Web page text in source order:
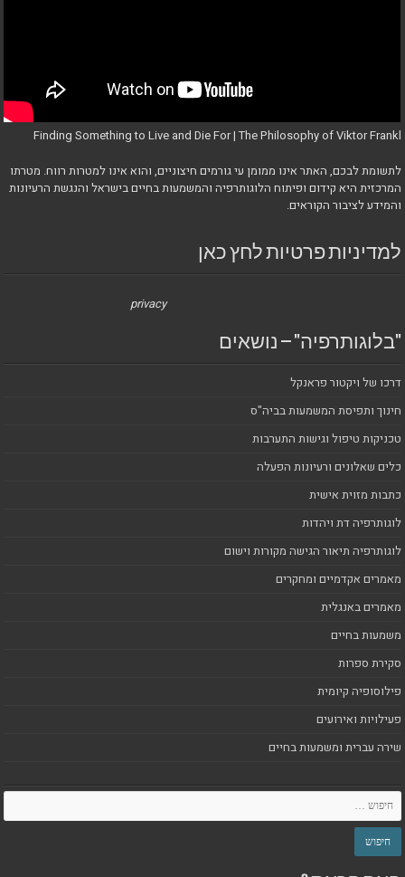
Finding Something to Live and Die For | The Philosophy of Viktor Frankl
לתשומת לבכם, האתר אינו ממומן עי גורמים חיצוניים, והוא אינו למטרות רווח. מטרתו
המרכזית היא קידום ופיתוח הלוגותרפיה והמשמעות בחיים בישראל והנגשת הרעיונות
והמידע לציבור הקוראים.
למדיניות פרטיות לחץ כאן
privacy
"בלוגותרפיה" – נושאים
דרכו של ויקטור פראנקל
חינוך ותפיסת המשמעות בביה"ס
טכניקות טיפול וגישות התערבות
כלים שאלונים ורעיונות הפעלה
כתבות מזוית אישית
לוגותרפיה דת ויהדות
לוגותרפיה תיאור הגישה מקורות וישום
מאמרים אקדמיים ומחקרים
מאמרים באנגלית
משמעות בחיים
סקירת ספרות
פילוסופיה קיומית
פעילויות ואירועים
שירה עברית ומשמעות בחיים